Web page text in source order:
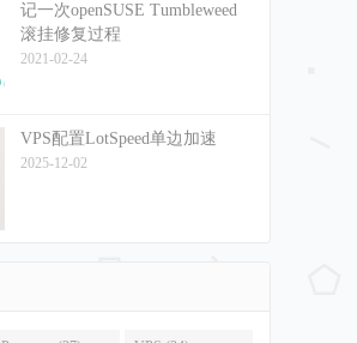
记一次openSUSE Tumbleweed
滚挂修复过程
2021-02-24
VPS配置LotSpeed单边加速
2025-12-02